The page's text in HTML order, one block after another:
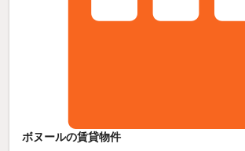
ボヌールの賃貸物件